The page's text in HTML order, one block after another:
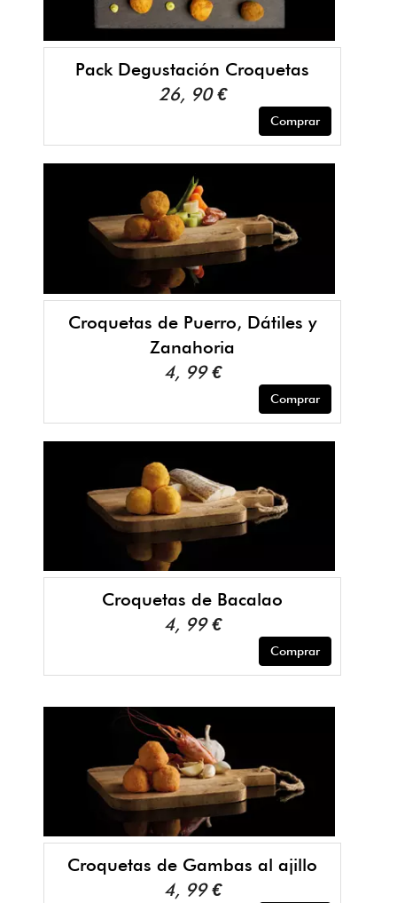
Pack Degustación Croquetas
26, 90 €
Comprar
Croquetas de Puerro, Dátiles y
Zanahoria
4, 99 €
Comprar
Croquetas de Bacalao
4, 99 €
Comprar
Croquetas de Gambas al ajillo
4, 99 €